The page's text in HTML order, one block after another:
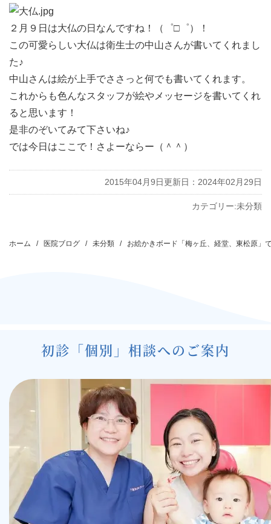
２月９日は大仏の日なんですね！（゜□゜）！
この可愛らしい大仏は衛生士の中山さんが書いてくれまし
た♪
中山さんは絵が上手でささっと何でも書いてくれます。
これからも色んなスタッフが絵やメッセージを書いてくれ
ると思います！
是非のぞいてみて下さいね♪
では今日はここで！さよーならー（＾＾）
2015年04月9日更新日：2024年02月29日
カテゴリー:未分類
稿
ホーム 医院ブログ 未分類 お絵かきボード「梅ヶ丘、経堂、東松原」
初診「個別」相談へのご案内